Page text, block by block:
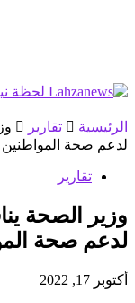
الرئيسية تقارير
لدعم صحة المواطنين
تقارير
وزير الصحة
لدعم صحة
أكتوبر 17, 2022